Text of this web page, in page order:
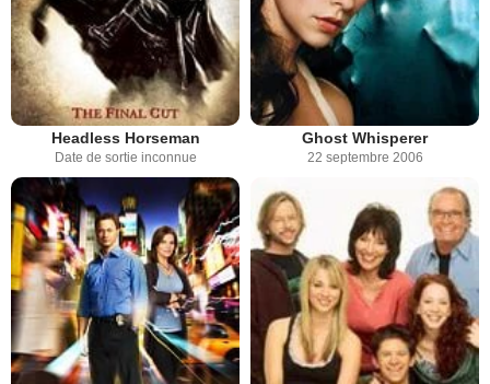
Headless Horseman
Date de sortie inconnue
Ghost Whisperer
22 septembre 2006